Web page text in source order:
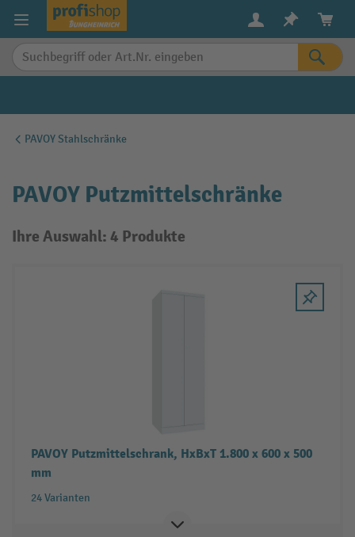
springen
PAVOY Stahlschränke
PAVOY Putzmittelschränke
Ihre Auswahl: 4 Produkte
PAVOY Putzmittelschrank, HxBxT 1.800 x 600 x 500
mm
24 Varianten